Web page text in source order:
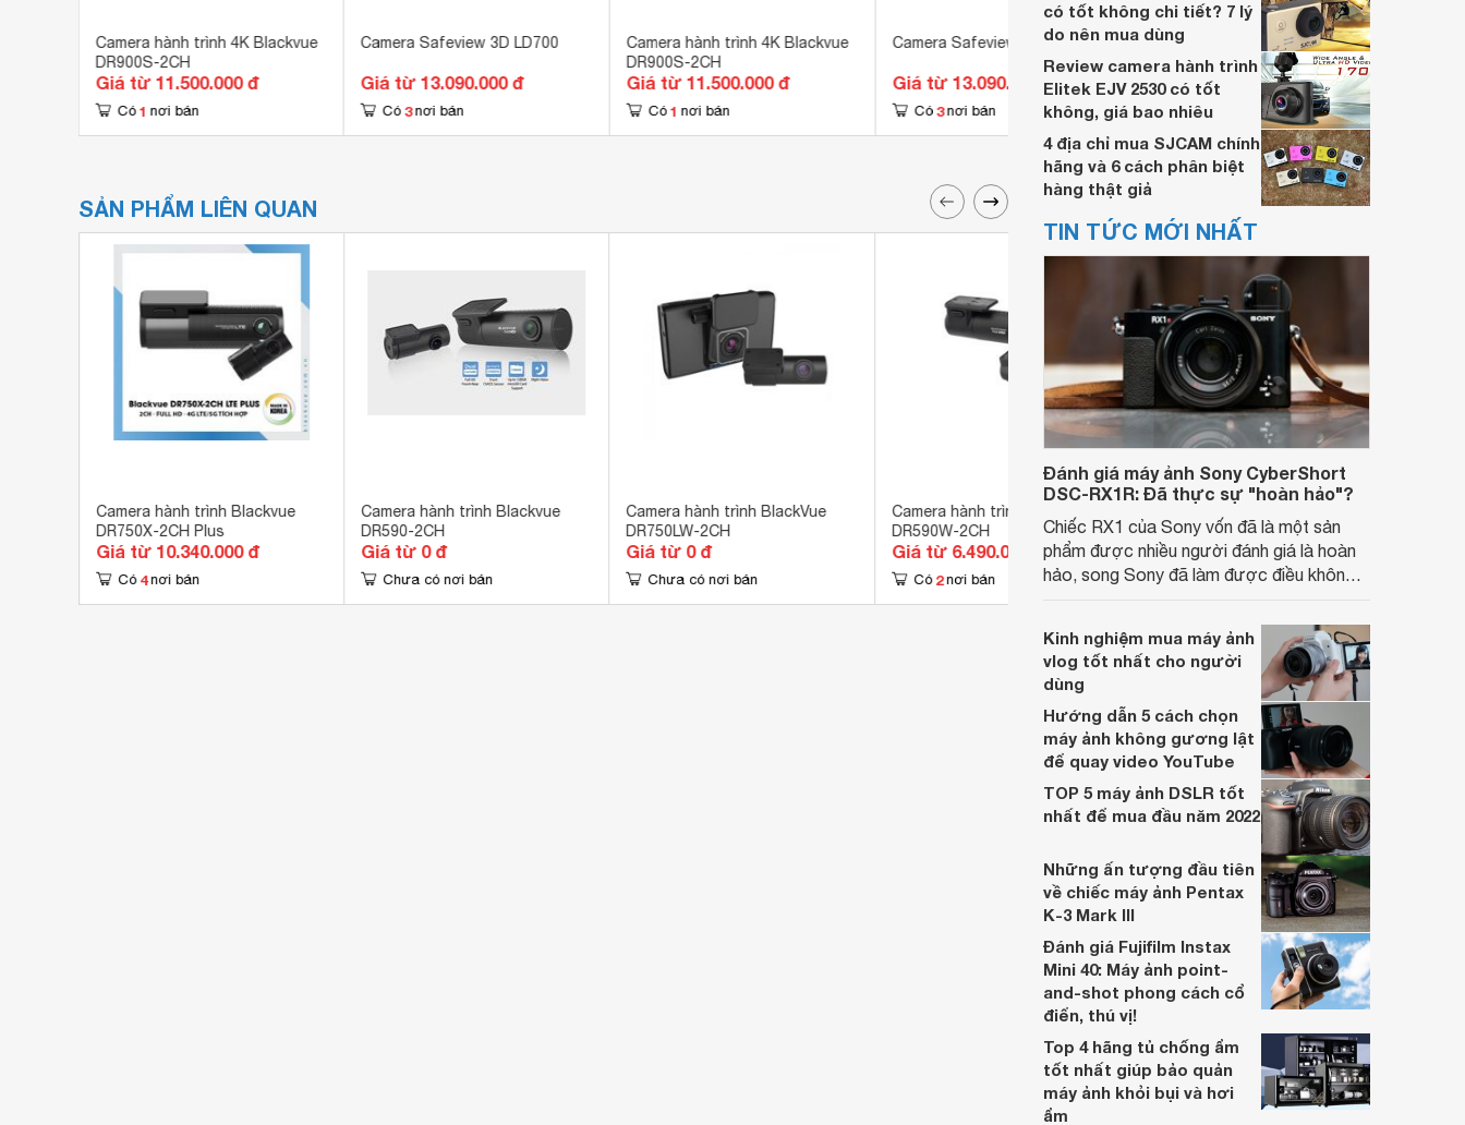
Camera hành trình 4K Blackvue
DR900S-2CH
Giá từ 11.500.000 đ
Có 1 nơi bán
Camera Safeview 3D LD700
Giá từ 13.090.000 đ
Có 3 nơi bán
Camera hành trình 4K Blackvue
DR900S-2CH
Giá từ 11.500.000 đ
Có 1 nơi bán
Camera Safeview 3D LD700
Giá từ 13.090.000 đ
Có 3 nơi bán
SẢN PHẨM LIÊN QUAN
Camera hành trình Blackvue
DR750X-2CH Plus
Giá từ 10.340.000 đ
Có 4 nơi bán
Camera hành trình Blackvue
DR590-2CH
Giá từ 0 đ
Chưa có nơi bán
Camera hành trình BlackVue
DR750LW-2CH
Giá từ 0 đ
Chưa có nơi bán
Camera hành trình wifi Blackvue
DR590W-2CH
Giá từ 6.490.000 đ
Có 2 nơi bán
DR650S-2CH
Giá từ 8.250.000 đ
Có 3 nơi bán
có tốt không chi tiết? 7 lý
do nên mua dùng
Review camera hành trình
Elitek EJV 2530 có tốt
không, giá bao nhiêu
4 địa chỉ mua SJCAM chính
hãng và 6 cách phân biệt
hàng thật giả
TIN TỨC MỚI NHẤT
Đánh giá máy ảnh Sony CyberShort
DSC-RX1R: Đã thực sự "hoàn hảo"?
Chiếc RX1 của Sony vốn đã là một sản
phẩm được nhiều người đánh giá là hoàn
hảo, song Sony đã làm được điều không
màng lọc LPF (bộ lọc thông thấp) và cải
tiến tính năng xử lý ảnh JPEG.
Kinh nghiệm mua máy ảnh
vlog tốt nhất cho người
dùng
Hướng dẫn 5 cách chọn
máy ảnh không gương lật
để quay video YouTube
TOP 5 máy ảnh DSLR tốt
nhất để mua đầu năm 2022
Những ấn tượng đầu tiên
về chiếc máy ảnh Pentax
K-3 Mark III
Đánh giá Fujifilm Instax
Mini 40: Máy ảnh point-
and-shot phong cách cổ
điển, thú vị!
Top 4 hãng tủ chống ẩm
tốt nhất giúp bảo quản
máy ảnh khỏi bụi và hơi
ẩm